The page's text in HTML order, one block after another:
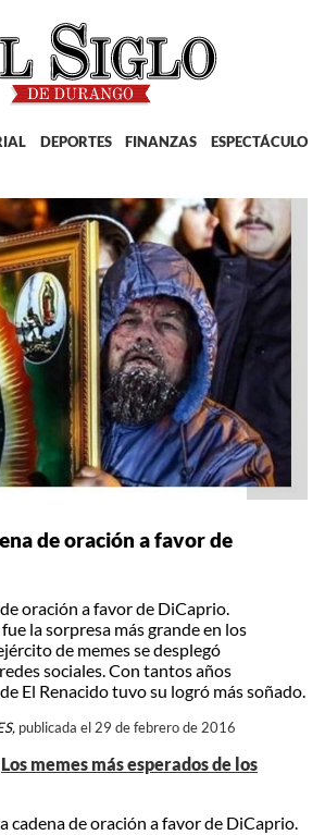
DEPORTES FINANZAS ESPECTÁCULOS
de oración a favor de
oración a favor de DiCaprio.
la sorpresa más grande en los
de memes se desplegó
sociales. Con tantos años
El Renacido tuvo su logró más soñado.
publicada el 29 de febrero de 2016
Los memes más esperados de los
cadena de oración a favor de DiCaprio.